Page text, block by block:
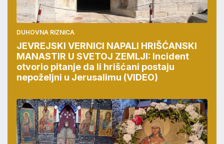
DUHOVNA RIZNICA
JEVREJSKI VERNICI NAPALI HRIŠĆANSKI
MANASTIR U SVETOJ ZEMLJI: Incident
otvorio pitanje da li hrišćani postaju
nepoželjni u Jerusalimu (VIDEO)